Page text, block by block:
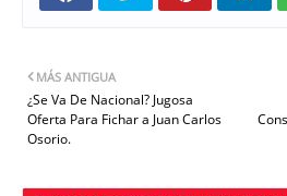
MÁS ANTIGUA
¿Se Va De Nacional? Jugosa
Oferta Para Fichar a Juan Carlos
Osorio.